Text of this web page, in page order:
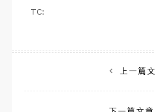
TC:
章
上一篇